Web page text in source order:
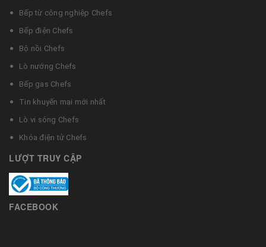
Bếp từ công nghiệp Chefs
Bếp điện Chefs
Bộ nồi Chefs
Lò nướng Chefs
Bếp gas Chefs
Tin khuyến mại mới nhất
Lò vi sóng Chefs
Khóa điện tử Chefs
LƯỢT TRUY CẬP
FACEBOOK